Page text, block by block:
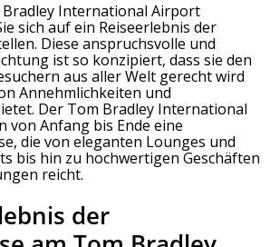
Bradley International Airport
sich auf ein Reiseerlebnis der
Diese anspruchsvolle und
ist so konzipiert, dass sie den
aus aller Welt gerecht wird
Annehmlichkeiten und
Der Tom Bradley International
Anfang bis Ende eine
die von eleganten Lounges und
bis hin zu hochwertigen Geschäften
reicht.
der